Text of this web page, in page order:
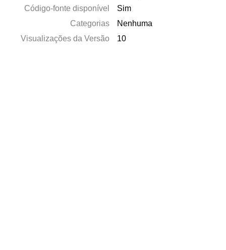
Código-fonte disponível
Sim
Categorias
Nenhuma
Visualizações da Versão
10